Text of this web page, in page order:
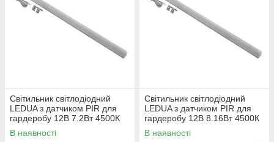
Світильник світлодіодний
LEDUA з датчиком PIR для
гардеробу 12В 7.2Вт 4500К
800мм
В наявності
Світильник світлодіодний
LEDUA з датчиком PIR для
гардеробу 12В 8.16Вт 4500К
900мм
В наявності